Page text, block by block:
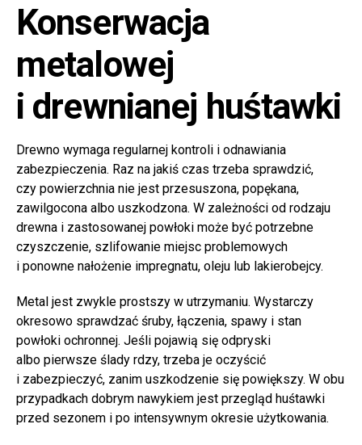
Konserwacja
metalowej
i drewnianej huśtawki
Drewno wymaga regularnej kontroli i odnawiania
zabezpieczenia. Raz na jakiś czas trzeba sprawdzić,
czy powierzchnia nie jest przesuszona, popękana,
zawilgocona albo uszkodzona. W zależności od rodzaju
drewna i zastosowanej powłoki może być potrzebne
czyszczenie, szlifowanie miejsc problemowych
i ponowne nałożenie impregnatu, oleju lub lakierobejcy.
Metal jest zwykle prostszy w utrzymaniu. Wystarczy
okresowo sprawdzać śruby, łączenia, spawy i stan
powłoki ochronnej. Jeśli pojawią się odpryski
albo pierwsze ślady rdzy, trzeba je oczyścić
i zabezpieczyć, zanim uszkodzenie się powiększy. W obu
przypadkach dobrym nawykiem jest przegląd huśtawki
przed sezonem i po intensywnym okresie użytkowania.